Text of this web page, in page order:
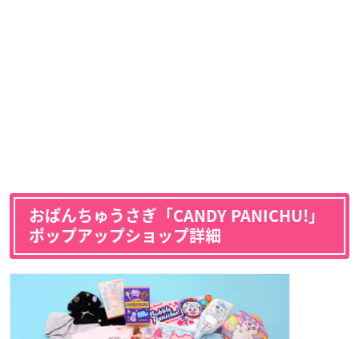
おぱんちゅうさぎ「CANDY PANICHU!」
ポップアップショップ詳細